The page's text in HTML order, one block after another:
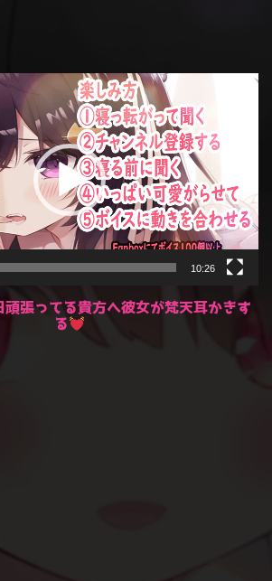
10:26
頑張ってる貴方へ彼女が梵天耳かきす
る